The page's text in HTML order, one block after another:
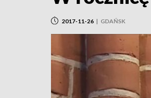
2017-11-26 | GDAŃSK